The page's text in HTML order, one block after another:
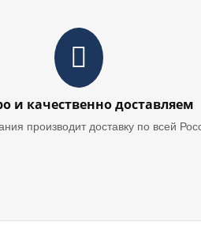
и качественно доставляем
производит доставку по всей